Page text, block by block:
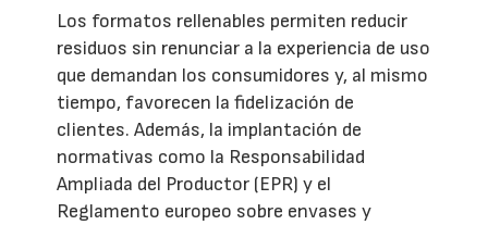
Los formatos rellenables permiten reducir
residuos sin renunciar a la experiencia de uso
que demandan los consumidores y, al mismo
tiempo, favorecen la fidelización de
clientes. Además, la implantación de
normativas como la Responsabilidad
Ampliada del Productor (EPR) y el
Reglamento europeo sobre envases y